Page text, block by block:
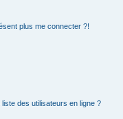
plus me connecter ?!
des utilisateurs en ligne ?